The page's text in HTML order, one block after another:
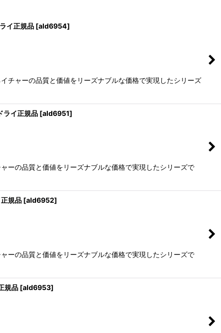
イ正規品 [ald6954]
チャーの品質と価値をリーズナブルな価格で実現したシリーズ
ライ正規品 [ald6951]
ーの品質と価値をリーズナブルな価格で実現したシリーズで
規品 [ald6952]
ーの品質と価値をリーズナブルな価格で実現したシリーズで
規品 [ald6953]